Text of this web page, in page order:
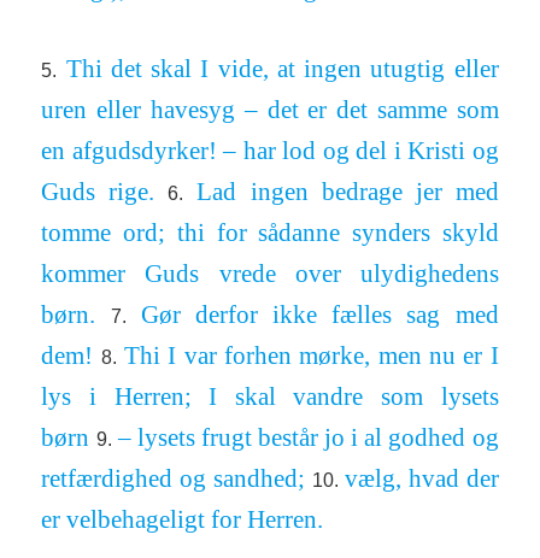
5. Thi det skal I vide, at ingen utugtig eller
uren eller havesyg – det er det samme som
en af­guds­dyrker! – har lod og del i Kristi og
Guds rige.6.
Lad ingen be­drage jer med
tomme ord; thi for så­danne synders skyld
kommer Guds vrede over ulydig­hedens
børn.
7.
Gør derfor ikke fælles sag med
dem! 8. Thi I var forhen mørke, men nu er I
lys i Herren; I skal vandre som lysets
børn 9. – lysets frugt består jo i al godhed og
ret­fær­dighed og sandhed; 10. vælg, hvad der
er vel­be­hageligt for Herren.